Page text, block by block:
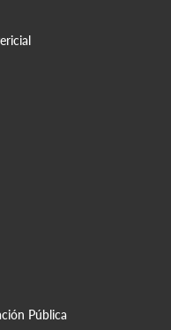
Pública